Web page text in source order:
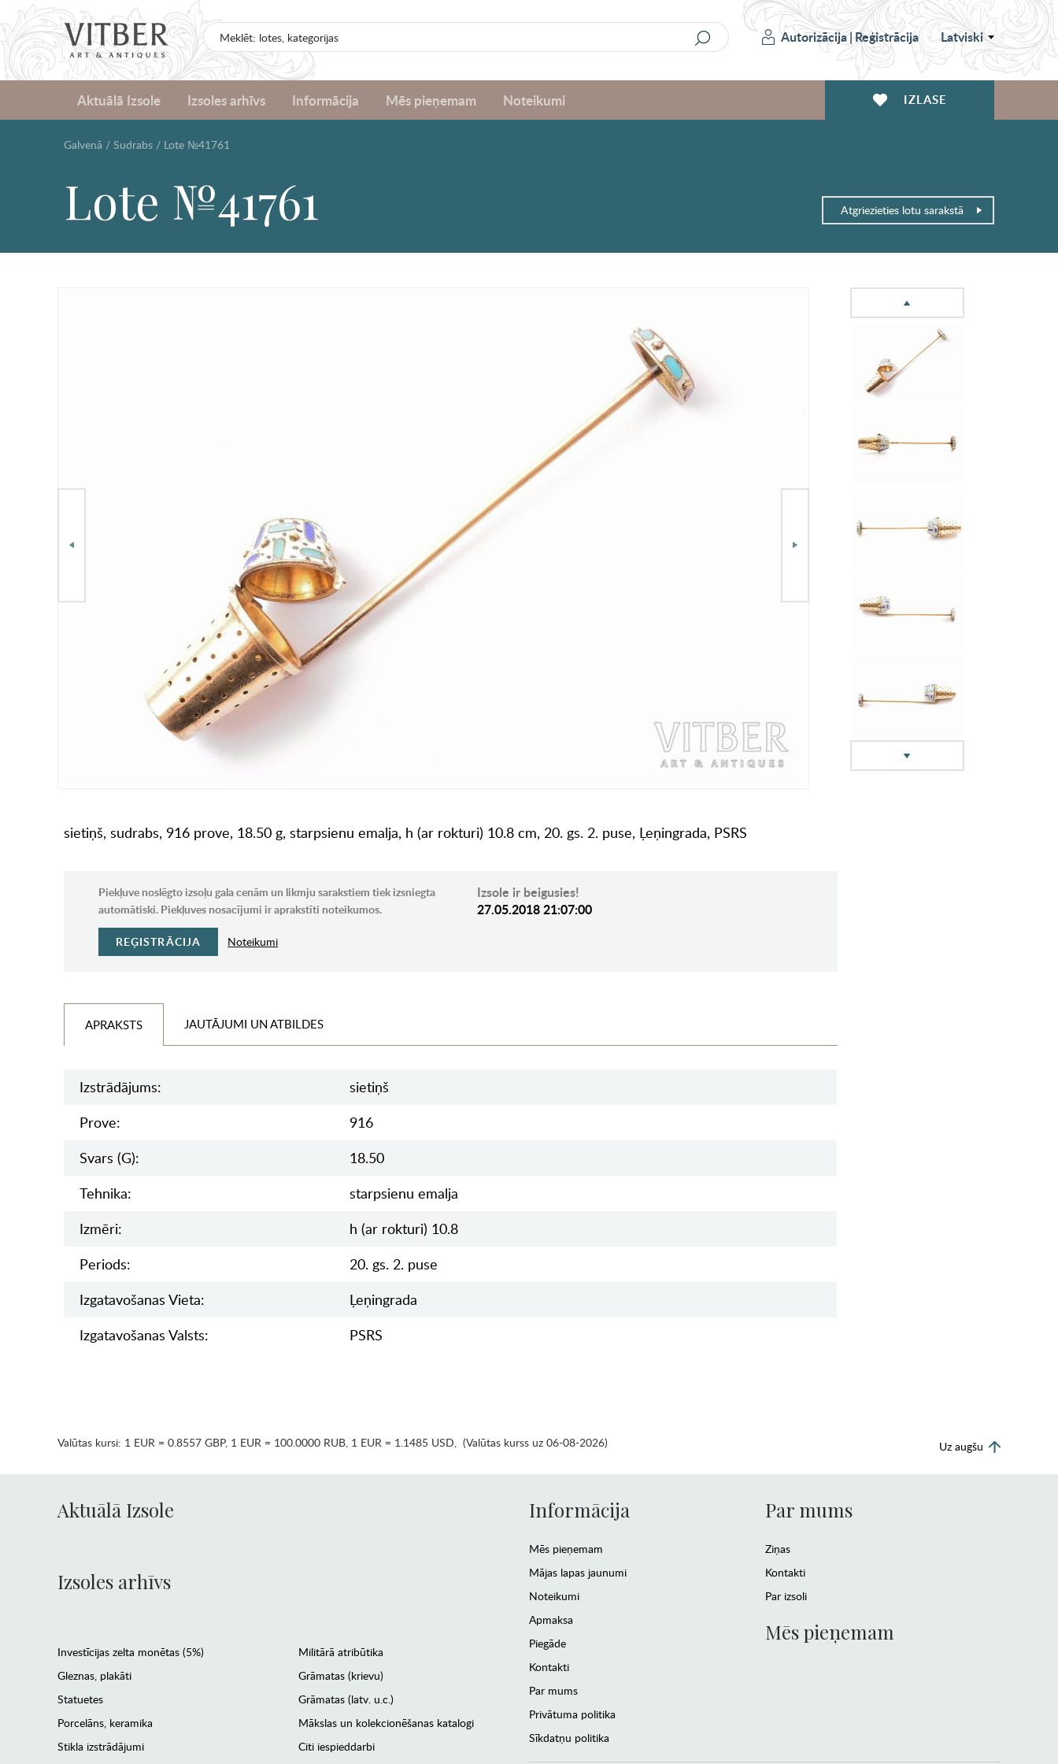
Autorizācija|Reģistrācija Latviski
Aktuālā Izsole Izsoles arhīvs Informācija Mēs pieņemam Noteikumi IZLASE
Galvenā / Sudrabs / Lote №41761
Lote №41761 Atgriezieties lotu sarakstā
sietiņš, sudrabs, 916 prove, 18.50 g, starpsienu emalja, h (ar rokturi) 10.8 cm, 20. gs. 2. puse, Ļeņingrada, PSRS
Piekļuve noslēgto izsoļu gala cenām un likmju sarakstiem tiek izsniegta
automātiski. Piekļuves nosacījumi ir aprakstīti noteikumos.
REĢISTRĀCIJA Noteikumi
Izsole ir beigusies!
27.05.2018 21:07:00
APRAKSTS JAUTĀJUMI UN ATBILDES
Izstrādājums:
sietiņš
Prove:
916
Svars (g):
18.50
Tehnika:
starpsienu emalja
Izmēri:
h (ar rokturi) 10.8
Periods:
20. gs. 2. puse
Izgatavošanas Vieta:
Ļeņingrada
Izgatavošanas Valsts:
PSRS
Valūtas kursi: 1 EUR = 0.8557 GBP, 1 EUR = 100.0000 RUB, 1 EUR = 1.1485 USD, (Valūtas kurss uz 06-08-2026) Uz augšu
Aktuālā Izsole
Izsoles arhīvs
Investīcijas zelta monētas (5%)
Gleznas, plakāti
Statuetes
Porcelāns, keramika
Stikla izstrādājumi
Militārā atribūtika
Grāmatas (krievu)
Grāmatas (latv. u.c.)
Mākslas un kolekcionēšanas katalogi
Citi iespieddarbi
Informācija
Mēs pieņemam
Mājas lapas jaunumi
Noteikumi
Apmaksa
Piegāde
Kontakti
Par mums
Privātuma politika
Sīkdatņu politika
Par mums
Ziņas
Kontakti
Par izsoli
Mēs pieņemam